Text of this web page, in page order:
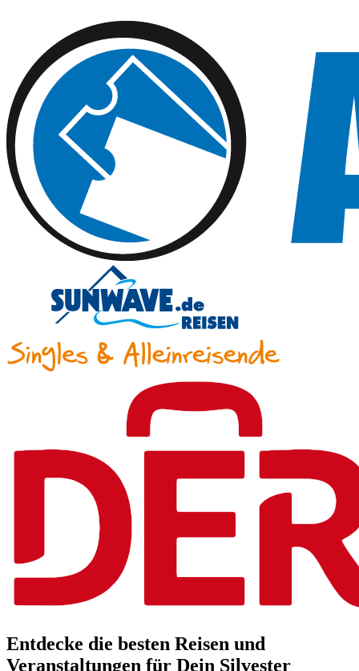
Entdecke die besten Reisen und
Veranstaltungen für Dein Silvester